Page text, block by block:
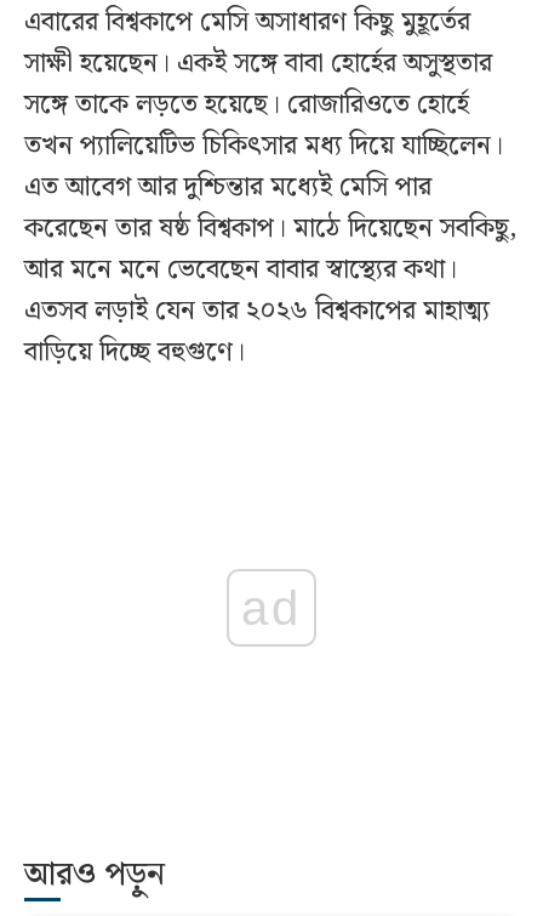
এবারের বিশ্বকাপে মেসি অসাধারণ কিছু মুহূর্তের
সাক্ষী হয়েছেন। একই সঙ্গে বাবা হোর্হের অসুস্থতার
সঙ্গে তাকে লড়তে হয়েছে। রোজারিওতে হোর্হে
তখন প্যালিয়েটিভ চিকিৎসার মধ্য দিয়ে যাচ্ছিলেন।
এত আবেগ আর দুশ্চিন্তার মধ্যেই মেসি পার
করেছেন তার ষষ্ঠ বিশ্বকাপ। মাঠে দিয়েছেন সবকিছু,
আর মনে মনে ভেবেছেন বাবার স্বাস্থ্যের কথা।
এতসব লড়াই যেন তার ২০২৬ বিশ্বকাপের মাহাত্ম্য
বাড়িয়ে দিচ্ছে বহুগুণে।
ad
আরও পড়ুন